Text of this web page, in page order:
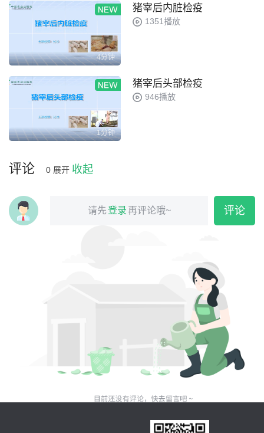
4分钟
猪宰后内脏检疫
1351播放
1分钟
猪宰后头部检疫
946播放
评论 0 展开 收起
请先登录再评论哦~ 评论